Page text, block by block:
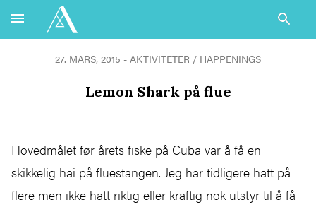
27. MARS, 2015 - AKTIVITETER / HAPPENINGS
Lemon Shark på flue
Hovedmålet før årets fiske på Cuba var å få en
skikkelig hai på fluestangen. Jeg har tidligere hatt på
flere men ikke hatt riktig eller kraftig nok utstyr til å få